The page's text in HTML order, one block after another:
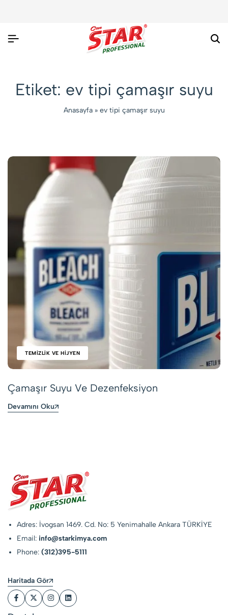
Etiket: ev tipi çamaşır suyu
Anasayfa» ev tipi çamaşır suyu
TEMIZLIK VE HIJYEN
Çamaşır Suyu Ve Dezenfeksiyon
Devamını Oku
Adres: İvogsan 1469. Cd. No: 5 Yenimahalle Ankara TÜRKİYE
Email: info@starkimya.com
Phone:(312)395-5111
Haritada Gör